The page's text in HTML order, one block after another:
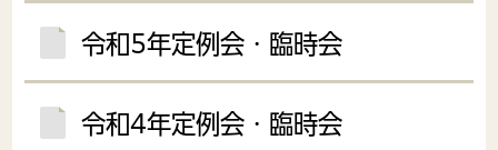
令和5年定例会・臨時会
令和4年定例会・臨時会